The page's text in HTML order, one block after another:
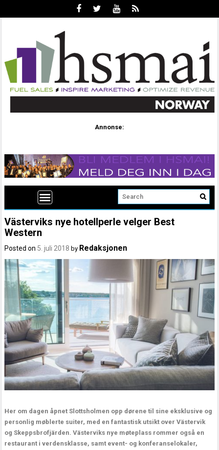
Annonse:
Västerviks nye hotellperle velger Best
Western
Posted on 5. juli 2018 by Redaksjonen
Her om dagen åpnet Slottsholmen opp dørene til sine eksklusive og
personlig møblerte suiter, med en fantastisk utsikt over Västervik
og Skeppsbrofjärden. Västerviks nye møteplass rommer også en
restaurant i verdensklasse, samt event- og konferanselokaler,